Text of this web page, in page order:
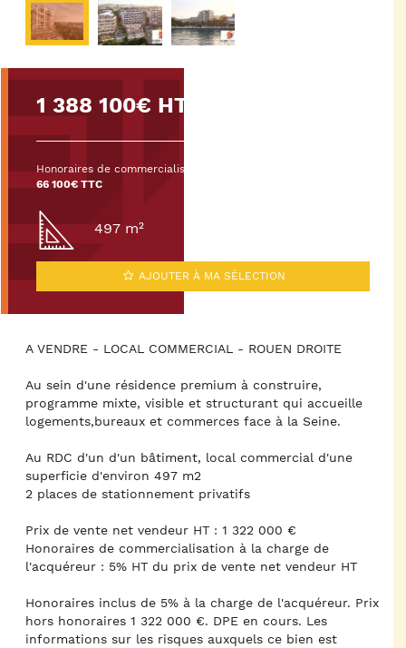
1 388 100€ HT/HD
Honoraires de commercialisation :
66 100€ TTC
497 m²
AJOUTER À MA SÉLECTION
A VENDRE - LOCAL COMMERCIAL - ROUEN DROITE
Au sein d'une résidence premium à construire,
programme mixte, visible et structurant qui accueille
logements,bureaux et commerces face à la Seine.
Au RDC d'un d'un bâtiment, local commercial d'une
superficie d'environ 497 m2
2 places de stationnement privatifs
Prix de vente net vendeur HT : 1 322 000 €
Honoraires de commercialisation à la charge de
l'acquéreur : 5% HT du prix de vente net vendeur HT
Honoraires inclus de 5% à la charge de l'acquéreur. Prix
hors honoraires 1 322 000 €. DPE en cours. Les
informations sur les risques auxquels ce bien est